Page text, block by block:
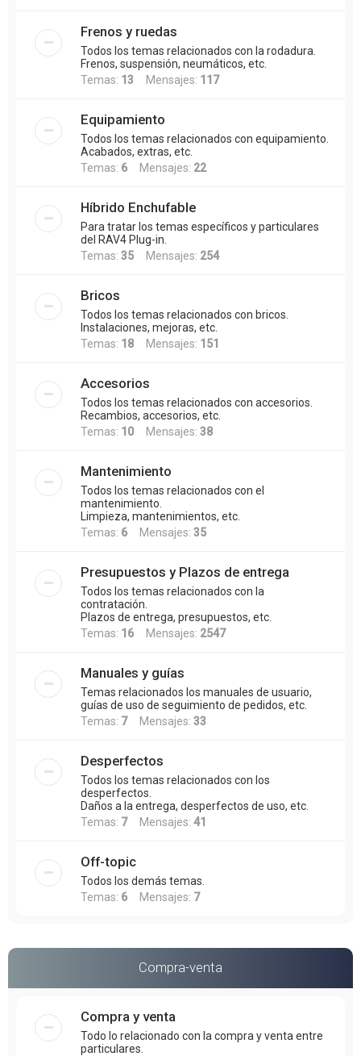
Frenos y ruedas
Todos los temas relacionados con la rodadura.
Frenos, suspensión, neumáticos, etc.
Temas: 13 Mensajes: 117
Equipamiento
Todos los temas relacionados con equipamiento.
Acabados, extras, etc.
Temas: 6 Mensajes: 22
Híbrido Enchufable
Para tratar los temas específicos y particulares
del RAV4 Plug-in.
Temas: 35 Mensajes: 254
Bricos
Todos los temas relacionados con bricos.
Instalaciones, mejoras, etc.
Temas: 18 Mensajes: 151
Accesorios
Todos los temas relacionados con accesorios.
Recambios, accesorios, etc.
Temas: 10 Mensajes: 38
Mantenimiento
Todos los temas relacionados con el
mantenimiento.
Limpieza, mantenimientos, etc.
Temas: 6 Mensajes: 35
Presupuestos y Plazos de entrega
Todos los temas relacionados con la
contratación.
Plazos de entrega, presupuestos, etc.
Temas: 16 Mensajes: 2547
Manuales y guías
Temas relacionados los manuales de usuario,
guías de uso de seguimiento de pedidos, etc.
Temas: 7Mensajes: 33
Desperfectos
Todos los temas relacionados con los
desperfectos.
Daños a la entrega, desperfectos de uso, etc.
Temas: 7Mensajes: 41
Off-topic
Todos los demás temas.
Temas: 6 Mensajes: 7
Compra-venta
Compra y venta
Todo lo relacionado con la compra y venta entre
particulares.